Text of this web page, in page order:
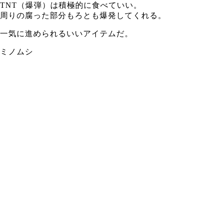
TNT（爆弾）は積極的に食べていい。
周りの腐った部分もろとも爆発してくれる。
一気に進められるいいアイテムだ。
ミノムシ